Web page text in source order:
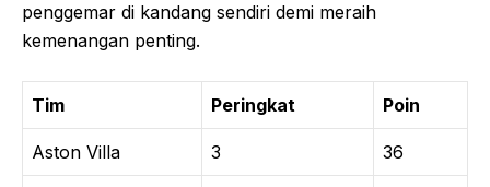
penggemar di kandang sendiri demi meraih
kemenangan penting.
Tim Peringkat Poin
Aston Villa 3 36